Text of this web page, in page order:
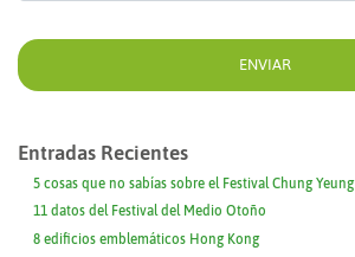
Entradas Recientes
5 cosas que no sabías sobre el Festival Chung Yeung
11 datos del Festival del Medio Otoño
8 edificios emblemáticos Hong Kong